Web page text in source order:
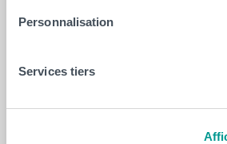
Personnalisation
Services tiers
Dès le mois d’avril, le CeREF Santé
formations continues. Elles sont
et actualiser leurs compétences, tous
Le CeREF Santé collabore avec
proposer 8 journées de formation